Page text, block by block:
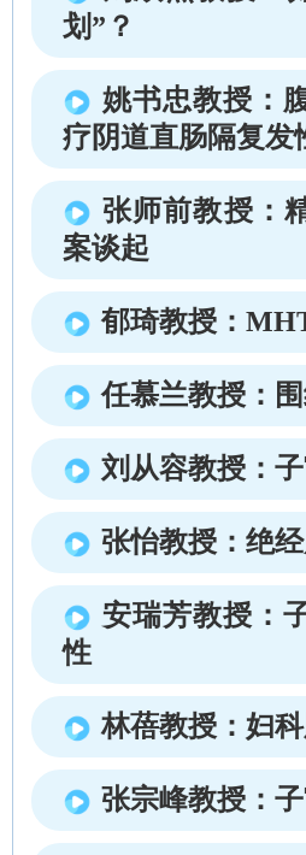
划”？
姚书忠教授：
疗阴道直肠隔复发
张师前教授：
案谈起
郁琦教授：
任慕兰教授：
刘从容教授：
张怡教授：绝
安瑞芳教授：
性
林蓓教授：妇
张宗峰教授：